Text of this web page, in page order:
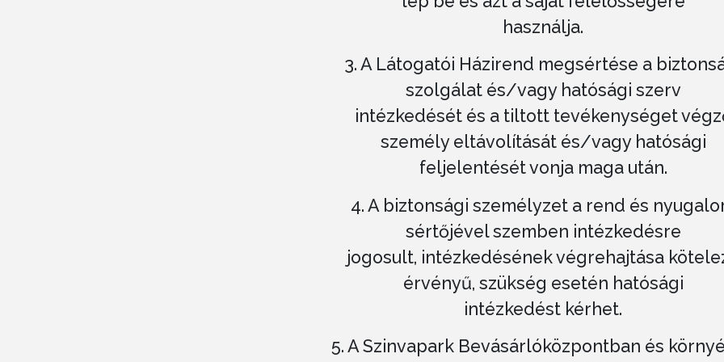
használja.
3. A Látogatói Házirend megsértése a
szolgálat és/vagy hatósági szerv
intézkedését és a tiltott tevékenységet
személy eltávolítását és/vagy hatósági
feljelentését vonja maga után.
4. A biztonsági személyzet a rend és
sértőjével szemben intézkedésre
jogosult, intézkedésének végrehajtása
érvényű, szükség esetén hatósági
intézkedést kérhet.
5. A Szinvapark Bevásárlóközpontban és